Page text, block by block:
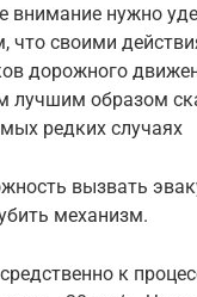
внимание нужно
что своими
дорожного
лучшим образом
редких случаях
вызвать
механизм.
к